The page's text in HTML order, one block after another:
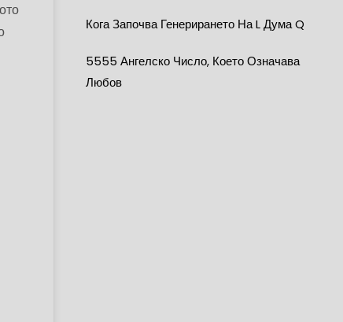
Кога Започва Генерирането На L Дума Q
5555 Ангелско Число, Което Означава
Любов